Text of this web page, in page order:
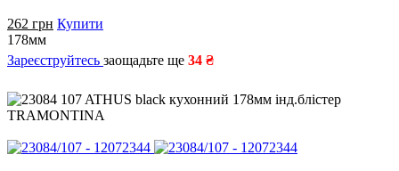
262 грн Купити
178мм
Зареєструйтесь заощадьте ще 34 ₴